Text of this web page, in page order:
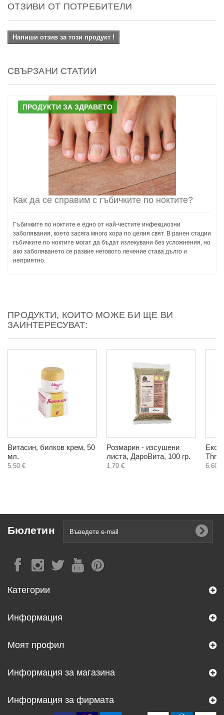
ОТЗИВИ ОТ ПОТРЕБИТЕЛИ
Напиши отзив за този продукт !
СВЪРЗАНИ СТАТИИ
ПРОДУКТИ ЗА ЗДРАВЕТО
Как да се справим с гъбичките по ноктите?
Гъбичките по ноктите е едно от най-честите инфекциозни
заболявания, което засяга много хора по целия свят. В ранен стадии
гъбичките по ноктите могат да бъдат излекувани без усложнения, но
ако заболяването се развие неговото лечение става дълго и
неприятно.
ПРОДУКТИ, КОИТО МОЖЕ БИ ЩЕ ВИ
ЗАИНТЕРЕСУВАТ:
Витасин, билков крем, 50
мл.
5,50 €
Розмарин - изсушени
листа, ДароВита, 100 гр.
1,70 €
Еко
6,60 €
Бюлетин
Категории
Информация
Моят профил
Информация за магазина
Информация за фирмата